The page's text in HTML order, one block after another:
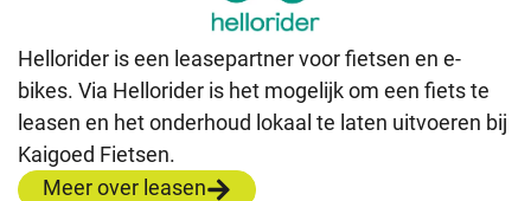
Hellorider is een leasepartner voor fietsen en e-
bikes. Via Hellorider is het mogelijk om een fiets te
leasen en het onderhoud lokaal te laten uitvoeren bij
Kaigoed Fietsen.
Meer over leasen